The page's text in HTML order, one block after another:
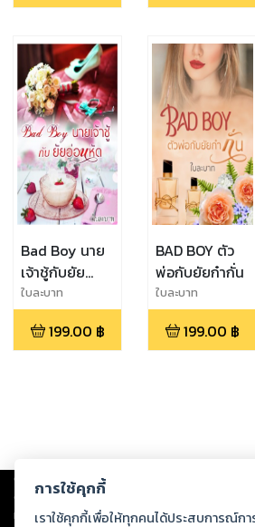
Bad Boy นาย
เจ้าชู้กับยัย
อ่อนหัด
ใบละบาท
199.00 ฿
BAD BOY ตัว
พ่อกับยัยก๋ากั่น
ใบละบาท
199.00 ฿
Copyright © 2026
ต่อผลงานหรือเนื้อหาใดที่อัปโหลดผ่านเว็บไซต์และป
ทรัพย์สินทางปัญญาของบุคคลอื่นหรือขัดต่อกฎหมา
การใช้คุกกี้
เราใช้คุกกี้เพื่อให้ทุกคนได้ประสบการณ์ก